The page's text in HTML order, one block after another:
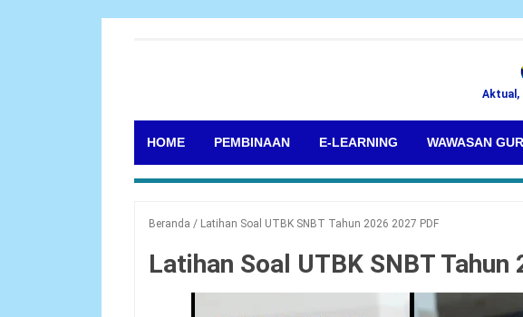
Aktual,
HOME PEMBINAAN E-LEARNING WAWASAN
Beranda / Latihan Soal UTBK SNBT Tahun 2026 2027 PDF
Latihan Soal UTBK SNBT Tahun